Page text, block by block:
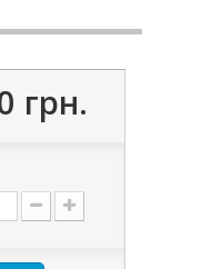
грн.